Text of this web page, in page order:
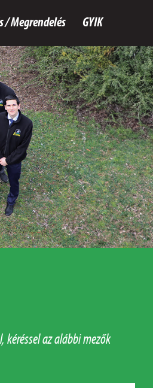
/ Megrendelés GYIK
kéréssel az alábbi mezők